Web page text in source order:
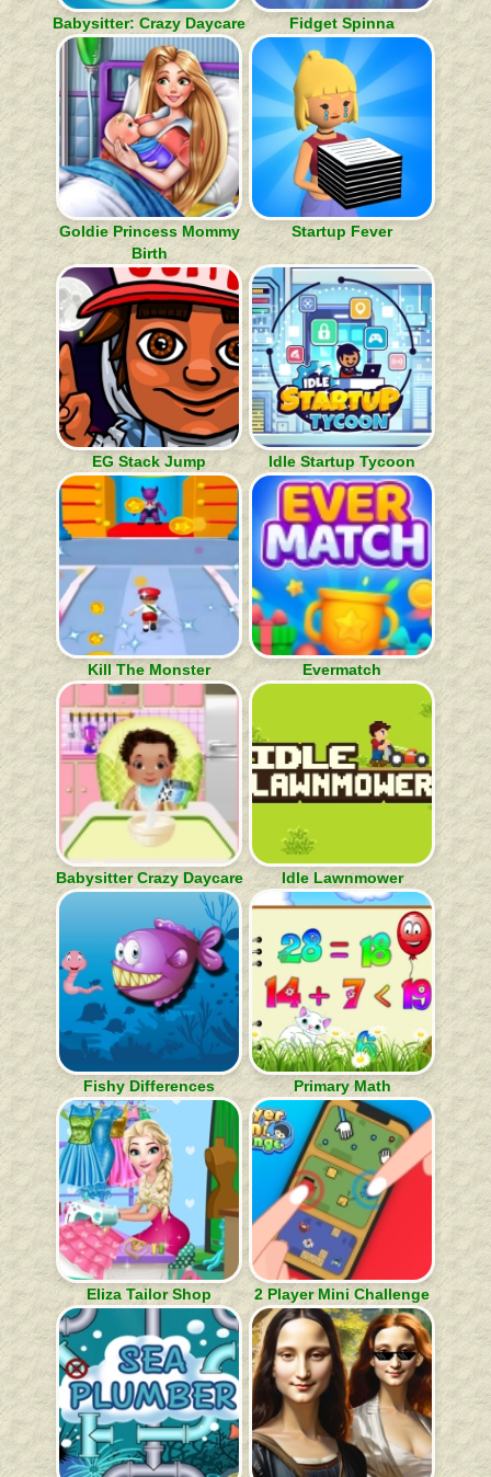
Babysitter: Crazy Daycare Fidget Spinna
Goldie Princess Mommy
Birth
Startup Fever
EG Stack Jump Idle Startup Tycoon
Kill The Monster Evermatch
Babysitter Crazy Daycare Idle Lawnmower
Fishy Differences Primary Math
Eliza Tailor Shop 2 Player Mini Challenge